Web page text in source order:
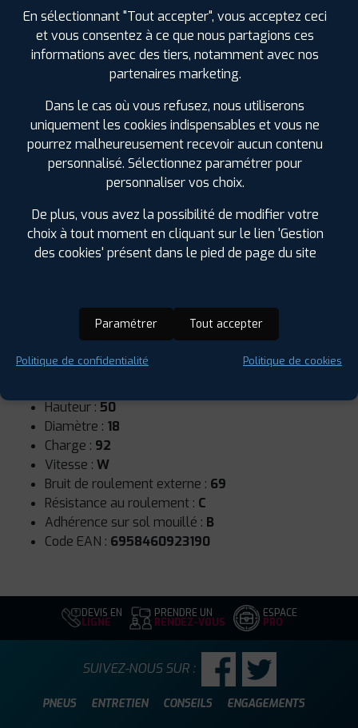
Runflat :Non
Hauteur : 50
Diamètre : 18
Charge : 92
Vitesse : W
Bruit de roulement externe : 69
Résistance au roulement : C
Adhérence sur sol mouillé : B
Code EAN : 6958460923190
DEVIS EN
LIGNE
PRENDRE UN
RENDEZ-VOUS
ESPACE
PRO
PNEUS ENTRETIEN CONSEILS ENGAGEMENTS
SUIVEZ-NOUS SUR :
En sélectionnant "Tout accepter", vous acceptez ceci
et vous consentez à ce que nous partagions ces
informations avec des tiers, notamment avec nos
partenaires marketing.
Dans le cas où vous refusez, nous utiliserons
uniquement les cookies indispensables et vous ne
pourrez malheureusement recevoir aucun contenu
personnalisé. Sélectionnez paramétrer pour
personnaliser vos choix.
De plus, vous avez la possibilité de modifier votre
choix à tout moment en cliquant sur le lien 'Gestion
des cookies' présent dans le pied de page du site
Paramétrer Tout accepter
Politique de confidentialité Politique de cookies